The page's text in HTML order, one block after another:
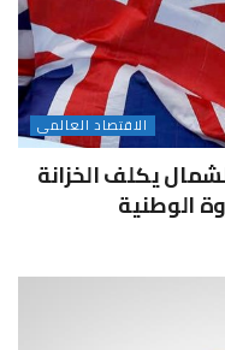
الاقتصاد العالمى
يكلف الخزانة
الوطنية